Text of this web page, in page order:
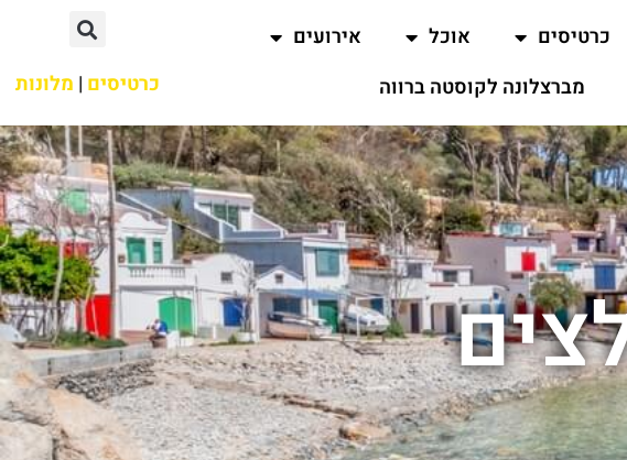
כרטיסים אוכל
אירועים
מברצלונה לקוסטה ברווה כרטיסים | מלונות